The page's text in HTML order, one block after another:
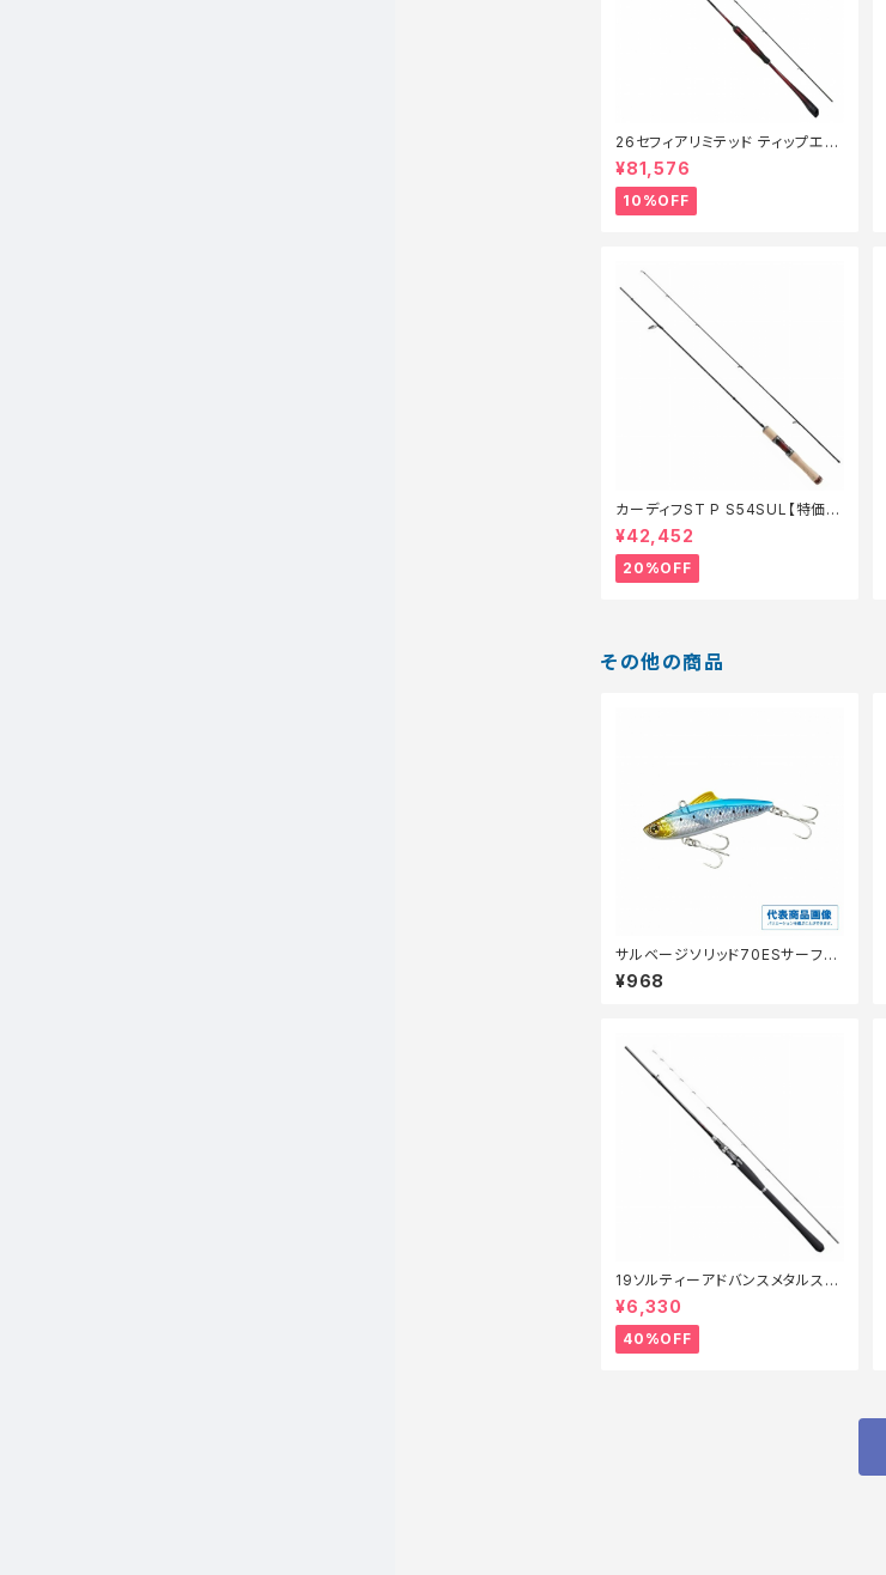
26セフィアリミテッド ティップエギ
ング S63ML+S【継続セール_ロッ
ド】【10】
¥81,576
10%OFF
カーディフST P S54SUL【特価ロ
ッド】【20】
¥42,452
20%OFF
その他の商品
サルベージソリッド70ESサーフエ
ディションXG−V70V
¥968
19ソルティーアドバンスメタルスッ
テ B66MLS【特価竿】【40】
¥6,330
40%OFF